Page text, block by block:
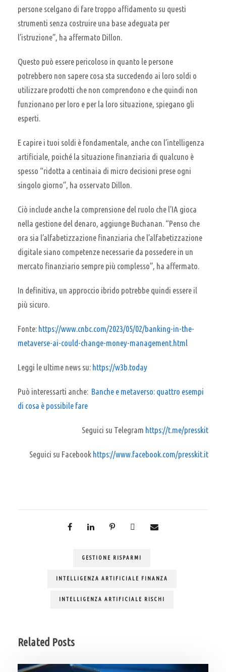
persone scelgano di fare troppo affidamento su questi
strumenti senza costruire una base adeguata per
l’istruzione”, ha affermato Dillon.
Questo può essere pericoloso in quanto le persone
potrebbero non sapere cosa sta succedendo ai loro soldi o
utilizzare prodotti che non comprendono e che quindi non
funzionano per loro e per la loro situazione, spiegano gli
esperti.
E capire i tuoi soldi è fondamentale, anche con l’intelligenza
artificiale, poiché la situazione finanziaria di qualcuno è
spesso “ridotta a centinaia di micro decisioni prese ogni
singolo giorno”, ha osservato Dillon.
Ciò include anche la comprensione del ruolo che l’IA gioca
nella gestione del denaro, aggiunge Buchanan. “Penso che
ora sia l’alfabetizzazione finanziaria che l’alfabetizzazione
digitale siano competenze necessarie da possedere in un
mercato finanziario sempre più complesso”, ha affermato.
In definitiva, un approccio ibrido potrebbe quindi essere il
più sicuro.
Fonte: https://www.cnbc.com/2023/05/02/banking-in-the-
metaverse-ai-could-change-money-management.html
Leggi le ultime news su: https://w3b.today
Può interessarti anche: Banche e metaverso: quattro esempi
di cosa è possibile fare
Seguici su Telegram https://t.me/presskit
Seguici su Facebook https://www.facebook.com/presskit.it
GESTIONE RISPARMI
INTELLIGENZA ARTIFICIALE FINANZA
INTELLIGENZA ARTIFICIALE RISCHI
Related Posts